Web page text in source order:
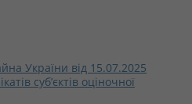
України від 15.07.2025
суб’єктів оціночної